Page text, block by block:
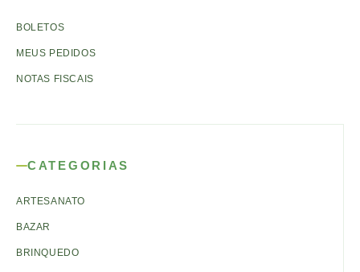
BOLETOS
MEUS PEDIDOS
NOTAS FISCAIS
CATEGORIAS
ARTESANATO
BAZAR
BRINQUEDO